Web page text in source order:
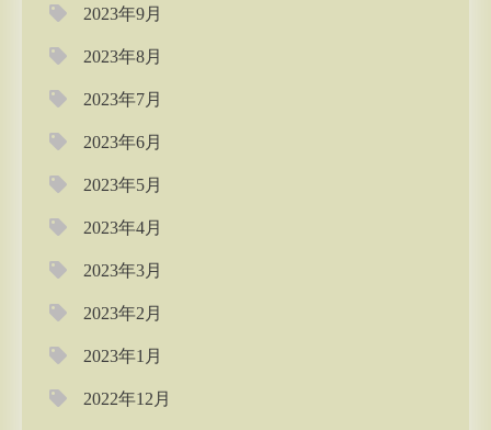
2023年9月
2023年8月
2023年7月
2023年6月
2023年5月
2023年4月
2023年3月
2023年2月
2023年1月
2022年12月